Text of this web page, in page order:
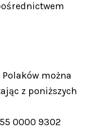
można
z poniższych
0000 9302